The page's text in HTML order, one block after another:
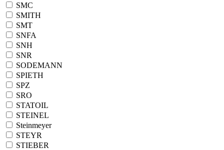
SMC
SMITH
SMT
SNFA
SNH
SNR
SODEMANN
SPIETH
SPZ
SRO
STATOIL
STEINEL
Steinmeyer
STEYR
STIEBER